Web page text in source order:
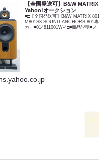
【全国発送可】B&W
Yahoo!オークション
■□【全国発送可】B&W MATRIX
M801S3 SOUND ANCHORS 801
カー■014811001W-4□■商品説明■
➡︎